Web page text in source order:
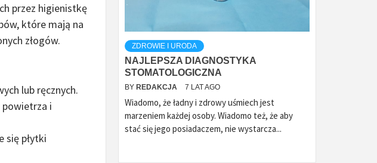
przez higienistkę
które mają na
złogów.
lub ręcznych.
powietrza i
się płytki
ZDROWIE I URODA
NAJLEPSZA DIAGNOSTYKA
STOMATOLOGICZNA
BY REDAKCJA 7 LAT AGO
Wiadomo, że ładny i zdrowy uśmiech jest
marzeniem każdej osoby. Wiadomo też, że aby
stać się jego posiadaczem, nie wystarcza...